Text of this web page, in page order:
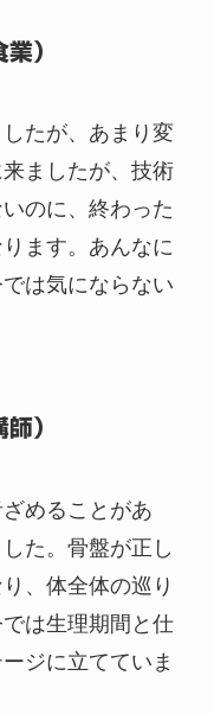
）
たが、あまり変
ましたが、技術
のに、終わった
ます。あんなに
は気にならない
）
めることがあ
た。骨盤が正し
、体全体の巡り
は生理期間と仕
ジに立てていま